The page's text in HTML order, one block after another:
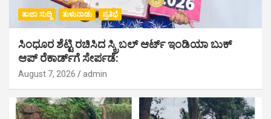
ತಾಜಾ ಸುದ್ದಿ ತುಳುನಾಡು ಪ್ರತಿಭೆ
ಸಿಂಧೂರ ಶೆಟ್ಟಿ ರಚಿಸಿದ ಸ್ಕ್ರಿಬಲ್ ಆರ್ಟ್ ಇಂಡಿಯಾ ಬುಕ್
ಆಪ್ ರೆಕಾರ್ಡ್‌ಗೆ ಸೇರ್ಪಡೆ:
August 7, 2026 admin